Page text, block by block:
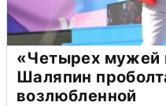
«Четырех мужей
Шаляпин
возлюбленной